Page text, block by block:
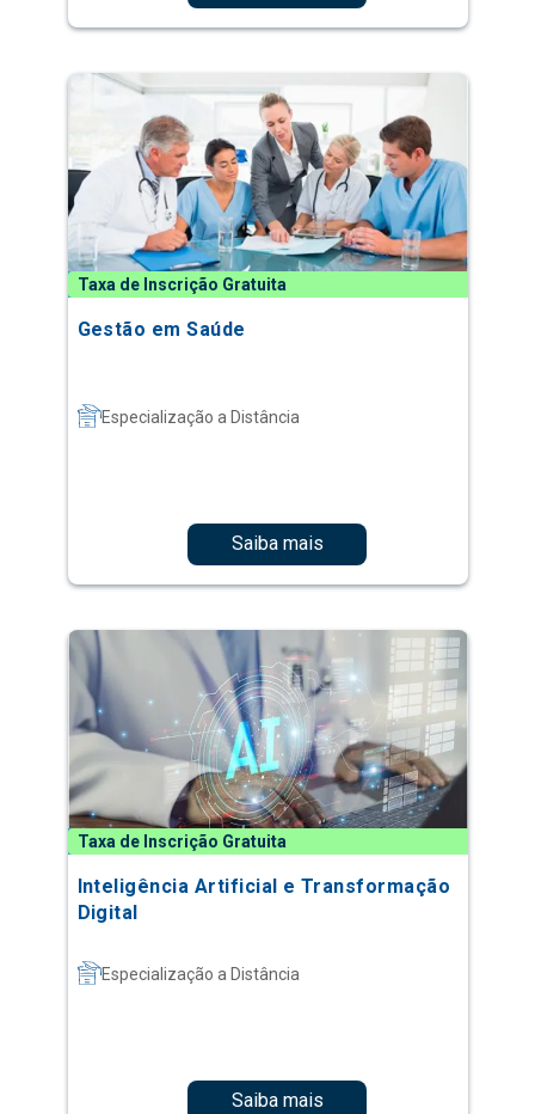
Taxa de Inscrição Gratuita
Gestão em Saúde
Especialização a Distância
Saiba mais
Taxa de Inscrição Gratuita
Inteligência Artificial e Transformação
Digital
Especialização a Distância
Saiba mais